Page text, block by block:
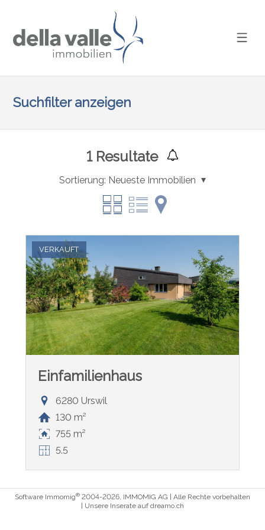
Suchfilter anzeigen
1Resultate
Sortierung: Neueste Immobilien
VERKAUFT
Einfamilienhaus
6280 Urswil
130 m²
755 m²
5.5
Software Immomig® 2004-2026, IMMOMIG AG | Alle Rechte vorbehalten
| Unsere Inserate auf dreamo.ch